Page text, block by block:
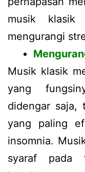
musik
mengurangi
Musik klasik
yang
didengar saja,
yang paling
insomnia.
syaraf pada